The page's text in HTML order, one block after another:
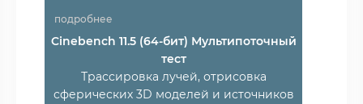
подробнее
Cinebench 11.5 (64-бит) Мультипоточный
тест
Трассировка лучей, отрисовка
сферических 3D моделей и источников